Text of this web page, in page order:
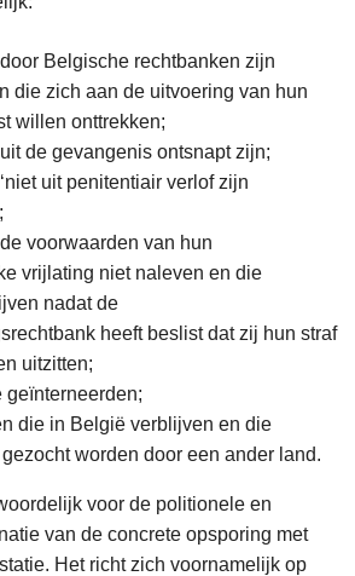
Belgische rechtbanken zijn
die zich aan de uitvoering van hun
willen onttrekken;
de gevangenis ontsnapt zijn;
uit penitentiair verlof zijn
voorwaarden van hun
vrijlating niet naleven en die
nadat de
heeft beslist dat zij hun straf
uitzitten;
geïnterneerden;
die in België verblijven en die
worden door een ander land.
voor de politionele en
van de concrete opsporing met
Het richt zich voornamelijk op